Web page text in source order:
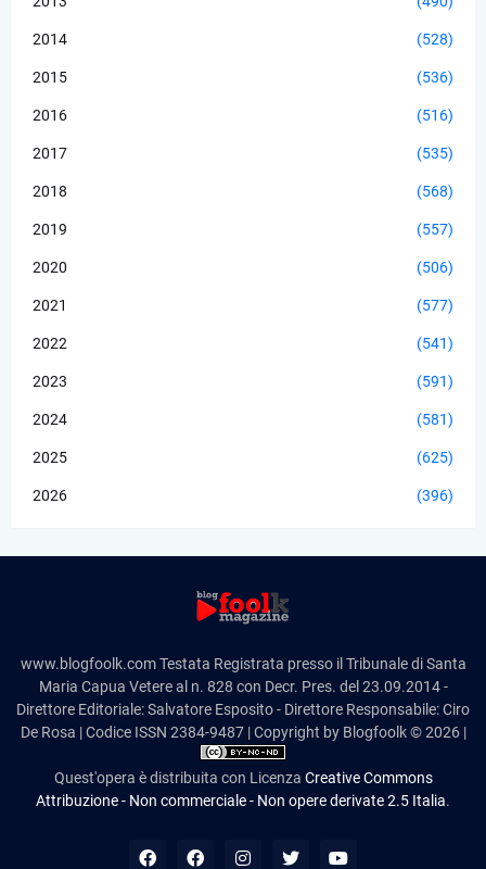
2014 (528)
2015 (536)
2016 (516)
2017 (535)
2018 (568)
2019 (557)
2020 (506)
2021 (577)
2022 (541)
2023 (591)
2024 (581)
2025 (625)
2026 (396)
www.blogfoolk.com Testata Registrata presso il Tribunale di Santa
Maria Capua Vetere al n. 828 con Decr. Pres. del 23.09.2014 -
Direttore Editoriale: Salvatore Esposito - Direttore Responsabile: Ciro
De Rosa | Codice ISSN 2384-9487 | Copyright by Blogfoolk © 2026 |
Quest'opera è distribuita con Licenza Creative Commons
Attribuzione - Non commerciale - Non opere derivate 2.5 Italia.